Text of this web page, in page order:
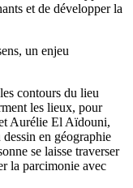
et de développer la
un enjeu
contours du lieu
les lieux, pour
Aurélie El Aïdouni,
dessin en géographie
se laisse traverser
la parcimonie avec